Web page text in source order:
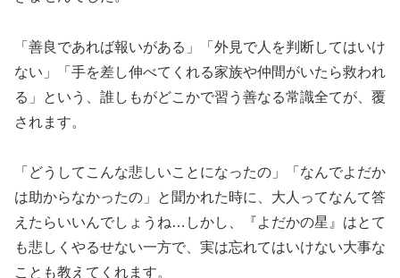
「善良であれば報いがある」「外見で人を判断してはいけ
ない」「手を差し伸べてくれる家族や仲間がいたら救われ
る」という、誰しもがどこかで習う善なる常識全てが、覆
されます。
「どうしてこんな悲しいことになったの」「なんでよだか
は助からなかったの」と聞かれた時に、大人ってなんて答
えたらいいんでしょうね…しかし、『よだかの星』はとて
も悲しくやるせない一方で、実は忘れてはいけない大事な
ことも教えてくれます。